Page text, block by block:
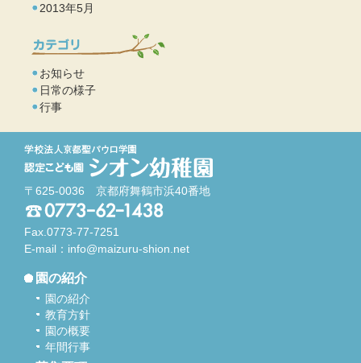
2013年5月
お知らせ
日常の様子
行事
〒625-0036 京都府舞鶴市浜40番地
Fax.0773-77-7251
E-mail： info@maizuru-shion.net
園の紹介
園の紹介
教育方針
園の概要
年間行事